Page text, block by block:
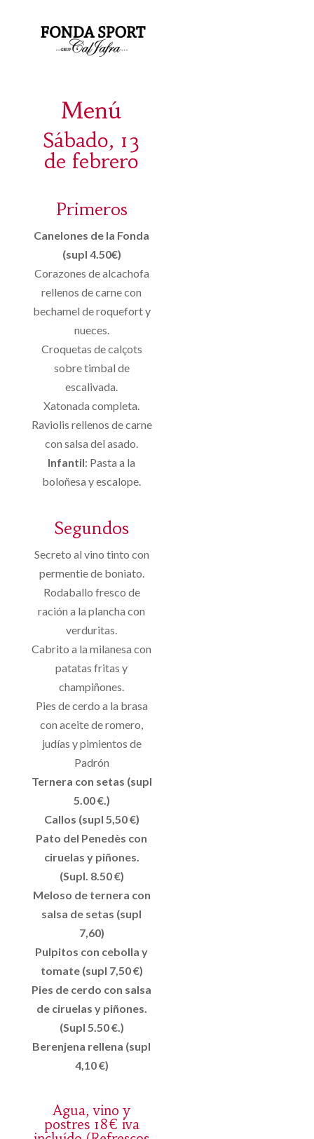
Menú
Sábado, 13
de febrero
Primeros
Canelones de la Fonda
(supl 4.50€)
Corazones de alcachofa
rellenos de carne con
bechamel de roquefort y
nueces.
Croquetas de calçots
sobre timbal de
escalivada.
Xatonada completa.
Raviolis rellenos de carne
con salsa del asado.
Infantil: Pasta a la
boloñesa y escalope.
Segundos
Secreto al vino tinto con
permentie de boniato.
Rodaballo fresco de
ración a la plancha con
verduritas.
Cabrito a la milanesa con
patatas fritas y
champiñones.
Pies de cerdo a la brasa
con aceite de romero,
judías y pimientos de
Padrón
Ternera con setas (supl
5.00 €.)
Callos (supl 5,50 €)
Pato del Penedès con
ciruelas y piñones.
(Supl. 8.50 €)
Meloso de ternera con
salsa de setas (supl
7,60)
Pulpitos con cebolla y
tomate (supl 7,50 €)
Pies de cerdo con salsa
de ciruelas y piñones.
(Supl 5.50 €.)
Berenjena rellena (supl
4,10 €)
Agua, vino y
postres 18€ iva